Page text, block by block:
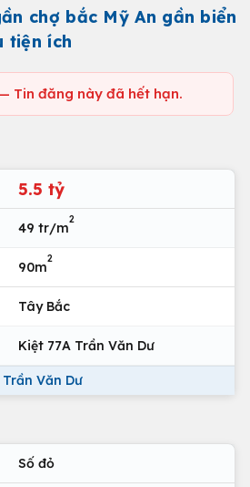
chợ bắc Mỹ An gần biển
tiện ích
Tin đăng này đã hết hạn.
5.5 tỷ
49 tr/m
2
90m
2
Tây Bắc
Kiệt 77A Trần Văn Dư
Trần Văn Dư
Số đỏ